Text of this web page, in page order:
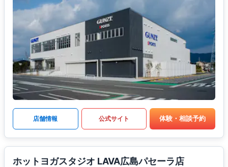
店舗情報 公式サイト 体験・相談予約
ホットヨガスタジオ LAVA広島パセーラ店